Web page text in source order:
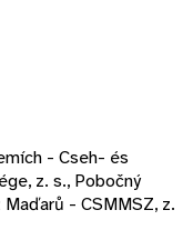
- Cseh- és
z. s., Pobočný
- CSMMSZ, z.